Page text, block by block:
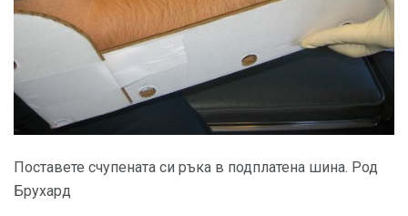
Поставете счупената си ръка в подплатена шина. Род
Брухард